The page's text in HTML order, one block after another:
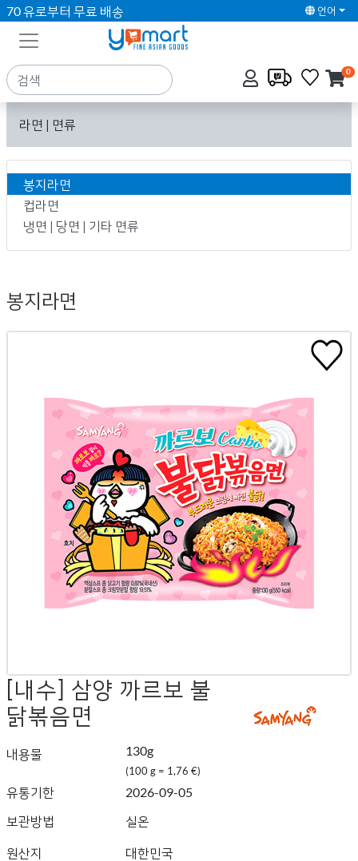
70 유로부터 무료 배송 언어
0
라면 | 면류
봉지라면
컵라면
냉면 | 당면 | 기타 면류
봉지라면
[내수] 삼양 까르보 불
닭볶음면
내용물 130g
(100 g = 1,76 €)
유통기한
2026-09-05
보관방법
실온
원산지 대한민국